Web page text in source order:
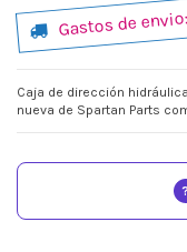
Gastos de
Caja de dirección
nueva de Spartan Parts
?